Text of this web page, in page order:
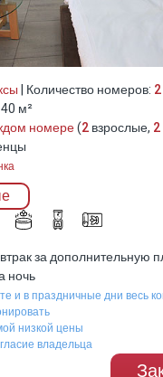
| Количество номеров: 2
м²
номере(2взрослые, 2
за дополнительную
ночь
и в праздничные дни весь
низкой цены
владельца